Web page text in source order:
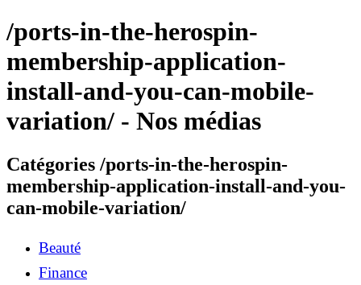
/ports-in-the-herospin-
membership-application-
install-and-you-can-mobile-
variation/ - Nos médias
Catégories /ports-in-the-herospin-
membership-application-install-and-you-
can-mobile-variation/
Beauté
Finance